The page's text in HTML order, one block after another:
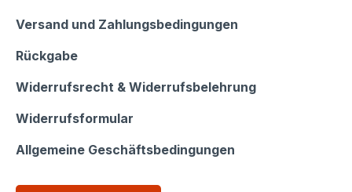
Versand und Zahlungsbedingungen
Rückgabe
Widerrufsrecht & Widerrufsbelehrung
Widerrufsformular
Allgemeine Geschäftsbedingungen